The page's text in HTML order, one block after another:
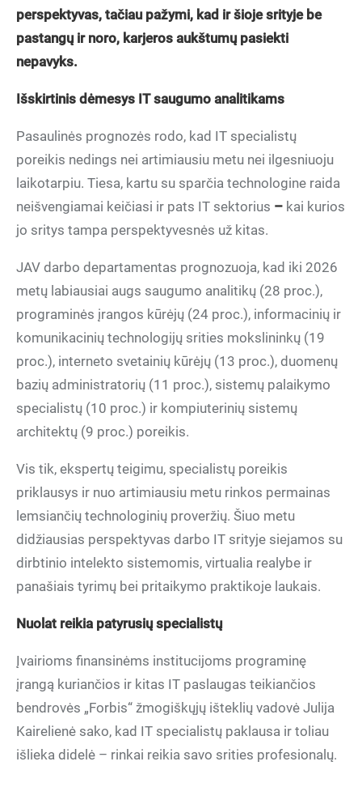
perspektyvas, tačiau pažymi, kad ir šioje srityje be
pastangų ir noro, karjeros aukštumų pasiekti
nepavyks.
Išskirtinis dėmesys IT saugumo analitikams
Pasaulinės prognozės rodo, kad IT specialistų
poreikis nedings nei artimiausiu metu nei ilgesniuoju
laikotarpiu. Tiesa, kartu su sparčia technologine raida
neišvengiamai keičiasi ir pats IT sektorius – kai kurios
jo sritys tampa perspektyvesnės už kitas.
JAV darbo departamentas prognozuoja, kad iki 2026
metų labiausiai augs saugumo analitikų (28 proc.),
programinės įrangos kūrėjų (24 proc.), informacinių ir
komunikacinių technologijų srities mokslininkų (19
proc.), interneto svetainių kūrėjų (13 proc.), duomenų
bazių administratorių (11 proc.), sistemų palaikymo
specialistų (10 proc.) ir kompiuterinių sistemų
architektų (9 proc.) poreikis.
Vis tik, ekspertų teigimu, specialistų poreikis
priklausys ir nuo artimiausiu metu rinkos permainas
lemsiančių technologinių proveržių. Šiuo metu
didžiausias perspektyvas darbo IT srityje siejamos su
dirbtinio intelekto sistemomis, virtualia realybe ir
panašiais tyrimų bei pritaikymo praktikoje laukais.
Nuolat reikia patyrusių specialistų
Įvairioms finansinėms institucijoms programinę
įrangą kuriančios ir kitas IT paslaugas teikiančios
bendrovės „Forbis“ žmogiškųjų išteklių vadovė Julija
Kairelienė sako, kad IT specialistų paklausa ir toliau
išlieka didelė – rinkai reikia savo srities profesionalų.